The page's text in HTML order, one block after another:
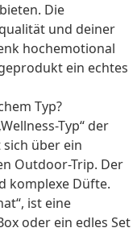
Die
und deiner
hochemotional
ein echtes
Typ?
Typ“ der
über ein
Outdoor-Trip. Der
komplexe Düfte.
ist eine
oder ein edles Set